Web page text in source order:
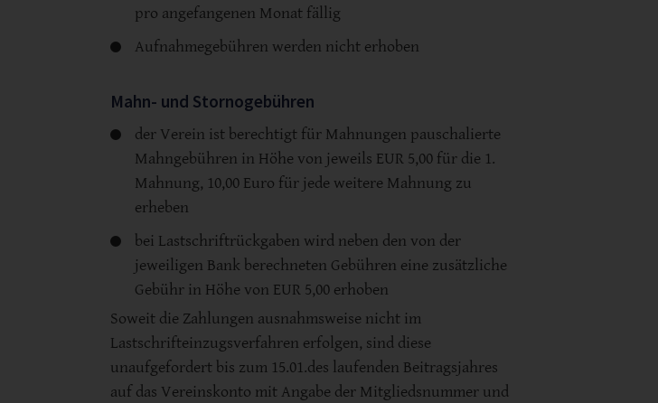
pro angefangenen Monat fällig
Aufnahmegebühren werden nicht erhoben
Mahn- und Stornogebühren
der Verein ist berechtigt für Mahnungen pauschalierte
Mahngebühren in Höhe von jeweils EUR 5,00 für die 1.
Mahnung, 10,00 Euro für jede weitere Mahnung zu
erheben
bei Lastschriftrückgaben wird neben den von der
jeweiligen Bank berechneten Gebühren eine zusätzliche
Gebühr in Höhe von EUR 5,00 erhoben
Soweit die Zahlungen ausnahmsweise nicht im
Lastschrifteinzugsverfahren erfolgen, sind diese
unaufgefordert bis zum 15.01.des laufenden Beitragsjahres
auf das Vereinskonto mit Angabe der Mitgliedsnummer und